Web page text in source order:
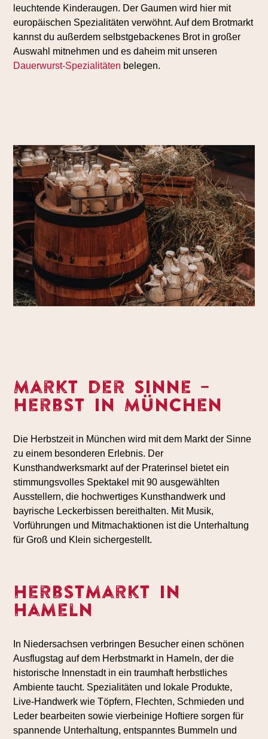
leuchtende Kinderaugen. Der Gaumen wird hier mit
europäischen Spezialitäten verwöhnt. Auf dem Brotmarkt
kannst du außerdem selbstgebackenes Brot in großer
Auswahl mitnehmen und es daheim mit unseren
Dauerwurst-Spezialitäten belegen.
Markt der Sinne –
Herbst in München
Die Herbstzeit in München wird mit dem Markt der Sinne
zu einem besonderen Erlebnis. Der
Kunsthandwerksmarkt auf der Praterinsel bietet ein
stimmungsvolles Spektakel mit 90 ausgewählten
Ausstellern, die hochwertiges Kunsthandwerk und
bayrische Leckerbissen bereithalten. Mit Musik,
Vorführungen und Mitmachaktionen ist die Unterhaltung
für Groß und Klein sichergestellt.
Herbstmarkt in
Hameln
In Niedersachsen verbringen Besucher einen schönen
Ausflugstag auf dem Herbstmarkt in Hameln, der die
historische Innenstadt in ein traumhaft herbstliches
Ambiente taucht. Spezialitäten und lokale Produkte,
Live-Handwerk wie Töpfern, Flechten, Schmieden und
Leder bearbeiten sowie vierbeinige Hoftiere sorgen für
spannende Unterhaltung, entspanntes Bummeln und